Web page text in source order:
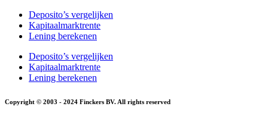
Deposito’s vergelijken
Kapitaalmarktrente
Lening berekenen
Deposito’s vergelijken
Kapitaalmarktrente
Lening berekenen
Copyright © 2003 - 2024 Finckers BV. All rights reserved